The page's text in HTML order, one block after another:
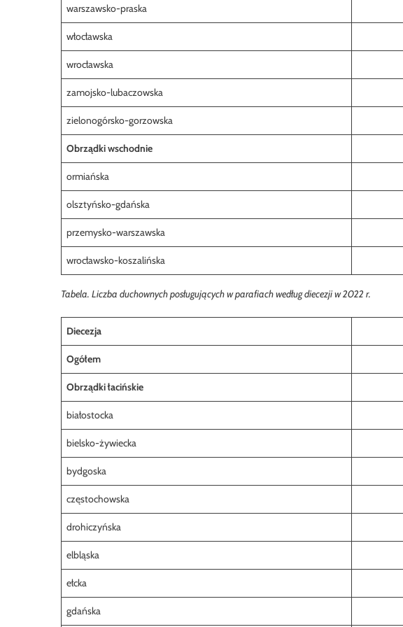
warszawsko-praska
włocławska
wrocławska
zamojsko-lubaczowska
zielonogórsko-gorzowska
Obrządki wschodnie
ormiańska
olsztyńsko-gdańska
przemysko-warszawska
wrocławsko-koszalińska
Tabela. Liczba duchownych posługujących w parafiach według diecezji w 2022 r.
Diecezja
Ogółem
Obrządki łacińskie
białostocka
bielsko-żywiecka
bydgoska
częstochowska
drohiczyńska
elbląska
ełcka
gdańska